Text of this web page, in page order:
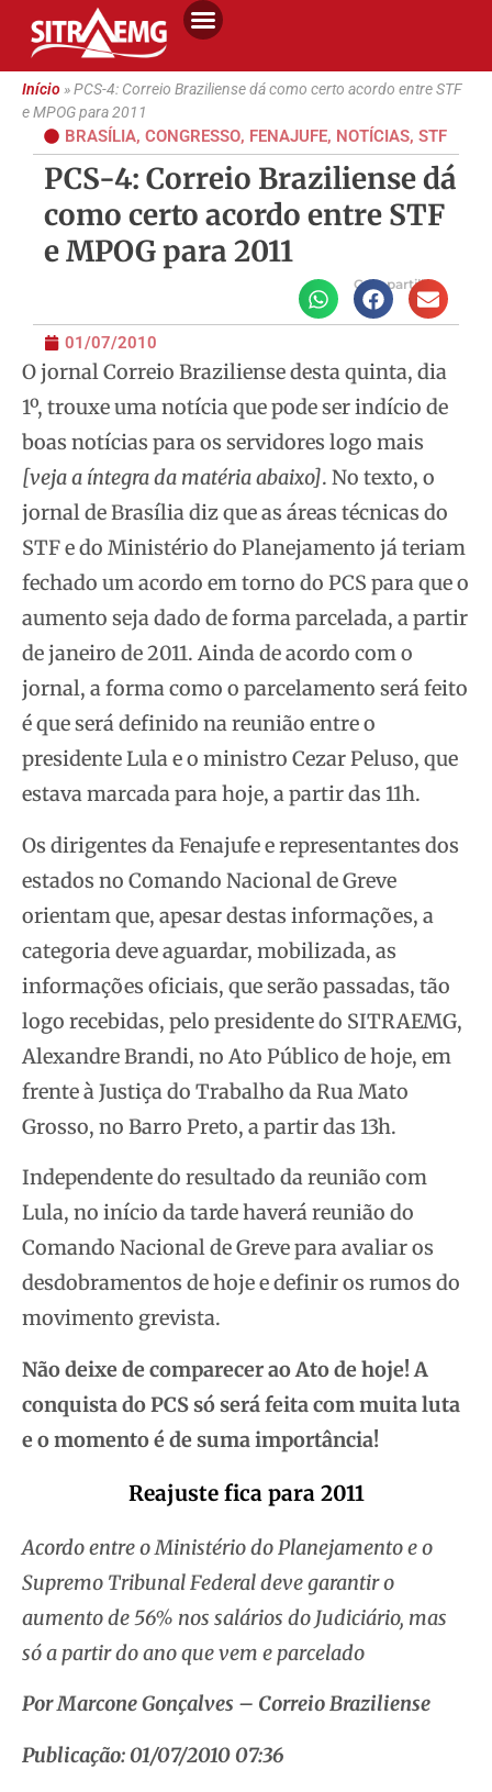
Início»PCS-4: Correio Braziliense dá como certo acordo entre STF
e MPOG para 2011
BRASÍLIA, CONGRESSO, FENAJUFE, NOTÍCIAS, STF
PCS-4: Correio Braziliense dá
como certo acordo entre STF
e MPOG para 2011
Compartilhe
01/07/2010
O jornal Correio Braziliense desta quinta, dia
1º, trouxe uma notícia que pode ser indício de
boas notícias para os servidores logo mais
[veja a íntegra da matéria abaixo]. No texto, o
jornal de Brasília diz que as áreas técnicas do
STF e do Ministério do Planejamento já teriam
fechado um acordo em torno do PCS para que o
aumento seja dado de forma parcelada, a partir
de janeiro de 2011. Ainda de acordo com o
jornal, a forma como o parcelamento será feito
é queserá definido na reunião entre o
presidente Lula e o ministro Cezar Peluso, que
estava marcada para hoje, a partir das 11h.
Os dirigentes da Fenajufe e representantes dos
estados no Comando Nacional de Greve
orientam que, apesar destas informações, a
categoria deve aguardar, mobilizada, as
informações oficiais, que serão passadas, tão
logo recebidas, pelo presidente do SITRAEMG,
Alexandre Brandi, no Ato Público de hoje, em
frente à Justiça do Trabalho da Rua Mato
Grosso, no Barro Preto, a partir das 13h.
Independente do resultado da reunião com
Lula, no início da tarde haverá reunião do
Comando Nacional de Greve para avaliar os
desdobramentos de hoje e definir os rumos do
movimento grevista.
Não deixe de comparecer ao Ato de hoje! A
conquista do PCS só será feita com muita luta
e o momento é de suma importância!
Reajuste fica para 2011
Acordo entre o Ministério do Planejamento e o
Supremo Tribunal Federal deve garantir o
aumento de 56% nos salários do Judiciário, mas
só a partir do ano que vem e parcelado
Por Marcone Gonçalves – Correio Braziliense
Publicação: 01/07/2010 07:36